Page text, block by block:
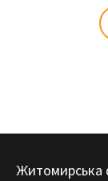
Житомирська